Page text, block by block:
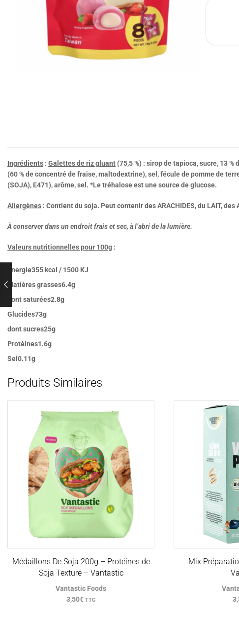
Ingrédients : Galettes de riz gluant (75,5 %) : sirop de tapioca, sucre, 13
(60 % de concentré de fraise, maltodextrine), sel, fécule de pomme de
(SOJA), E471), arôme, sel. *Le tréhalose est une source de glucose.
Allergènes : Contient du soja. Peut contenir des ARACHIDES, du LAIT, des
À conserver dans un endroit frais et sec, à l’abri de la lumière.
Valeurs nutritionnelles pour 100g :
Energie355 kcal / 1500 KJ
Matières grasses6.4g
dont saturées2.8g
Glucides73g
dont sucres25g
Protéines1.6g
Sel 0.11g
Produits Similaires
Médaillons De Soja 200g – Protéines de
Soja Texturé – Vantastic
Vantastic Foods
3,50€ TTC
Mix